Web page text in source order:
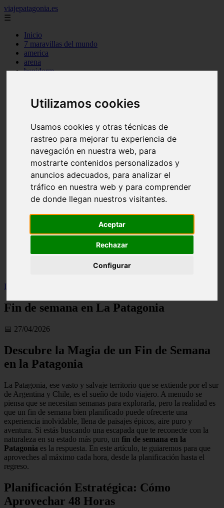
Utilizamos cookies
Usamos cookies y otras técnicas de
rastreo para mejorar tu experiencia de
navegación en nuestra web, para
mostrarte contenidos personalizados y
anuncios adecuados, para analizar el
tráfico en nuestra web y para comprender
de donde llegan nuestros visitantes.
Aceptar
Rechazar
Configurar
viajepatagonia.es
☰
Inicio
7 maravillas del mundo
america
arena
benidorm
c entre rios
c generalidades del pais
c neuquen
c rio negro
c santa fe
c tierra de fuego
c tucuman
c zona austral
carmen
category
gijon
live
naturaleza
Inicio
Fin de semana en La Patagonia
📅 27/04/2026
Descubre la Magia de un Fin de Semana
en la Patagonia
La Patagonia, ese vasto y salvaje territorio que se extiende por el sur
de Argentina y Chile, es el sueño de todo viajero. A menudo se
piensa que se necesitan semanas para explorarla, pero la realidad es
que un fin de semana bien planificado puede ofrecerte una
experiencia inolvidable, llena de paisajes épicos, aire puro y
aventura. Si estás buscando una escapada que te reconecte con la
naturaleza en su estado más puro, un fin de semana en la
Patagonia es la respuesta. En este artículo, te guiaremos para que
aproveches al máximo cada hora, desde la planificación hasta el
regreso.
Planificación Estratégica: Cómo
Aprovechar 48 Horas